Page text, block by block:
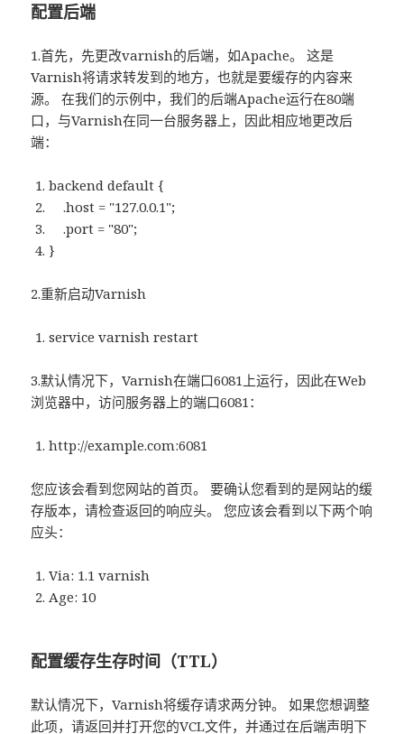
配置后端
1.首先，先更改varnish的后端，如Apache。 这是
Varnish将请求转发到的地方，也就是要缓存的内容来
源。 在我们的示例中，我们的后端Apache运行在80端
口，与Varnish在同一台服务器上，因此相应地更改后
端：
backend default {
.host = "127.0.0.1";
.port = "80";
}
2.重新启动Varnish
service varnish restart
3.默认情况下，Varnish在端口6081上运行，因此在Web
浏览器中，访问服务器上的端口6081：
http://example.com:6081
您应该会看到您网站的首页。 要确认您看到的是网站的缓
存版本，请检查返回的响应头。 您应该会看到以下两个响
应头：
Via: 1.1 varnish
Age: 10
配置缓存生存时间（TTL）
默认情况下，Varnish将缓存请求两分钟。 如果您想调整
此项，请返回并打开您的VCL文件，并通过在后端声明下